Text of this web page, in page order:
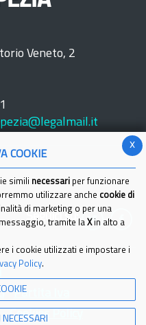
Veneto, 2
Seguici su:
Partita Iva
Cookies Policy
x
COOKIE
simili necessari per funzionare
utilizzare anche cookie di
di marketing o per una
tramite la Xin alto a
i cookie utilizzati e impostare i
Policy.
NECESSARI